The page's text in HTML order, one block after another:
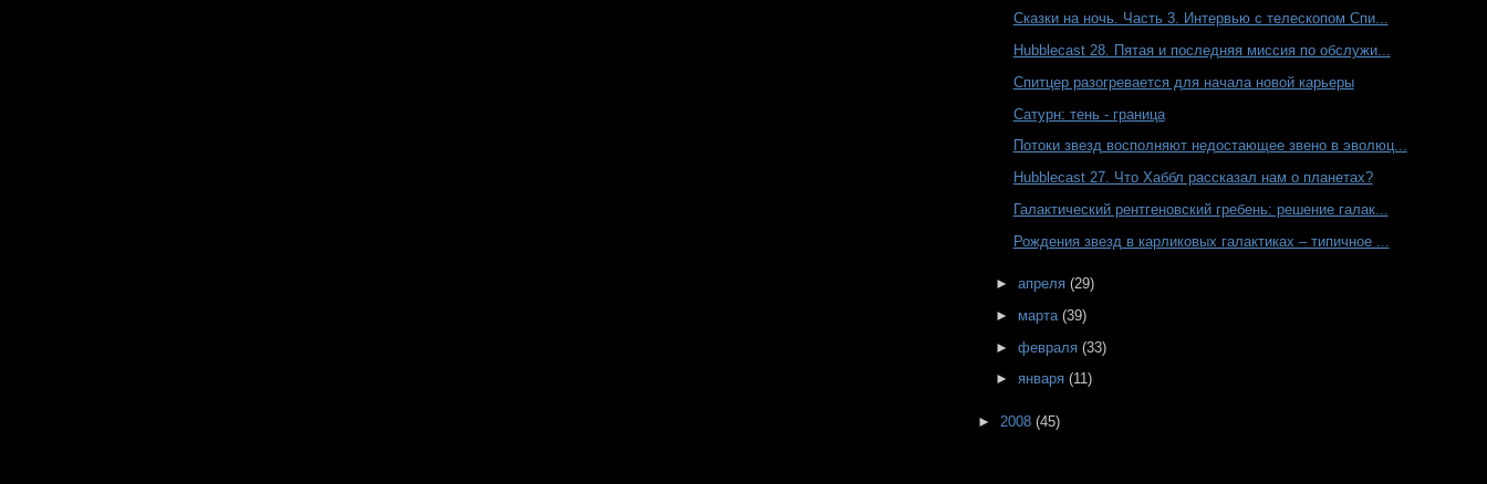
Сказки на ночь. Часть 3. Интервью с телескопом Спи...
Hubblecast 28. Пятая и последняя миссия по обслужи...
Спитцер разогревается для начала новой карьеры
Сатурн: тень - граница
Потоки звезд восполняют недостающее звено в эволюц...
Hubblecast 27. Что Хаббл рассказал нам о планетах?
Галактический рентгеновский гребень: решение галак...
Рождения звезд в карликовых галактиках – типичное ...
► апреля (29)
► марта (39)
► февраля (33)
► января (11)
► 2008(45)